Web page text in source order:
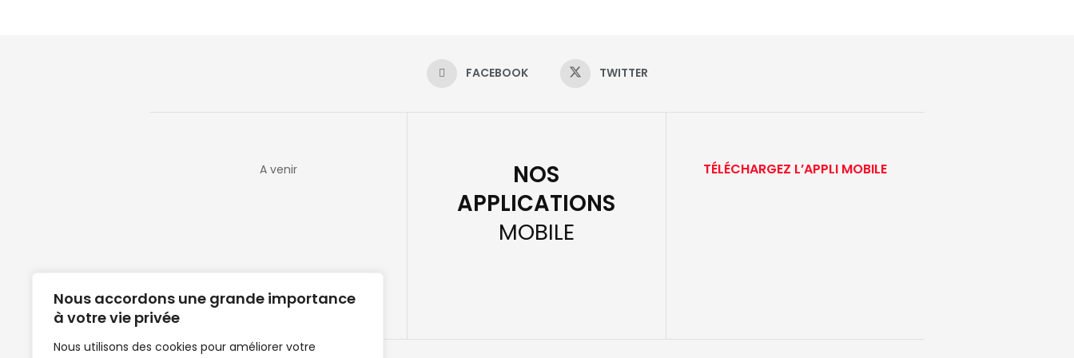
Nous accordons une grande importance
à votre vie privée
Nous utilisons des cookies pour améliorer votre
FACEBOOK TWITTER
A venir
NOS
APPLICATIONS
MOBILE
TÉLÉCHARGEZ L’APPLI MOBILE